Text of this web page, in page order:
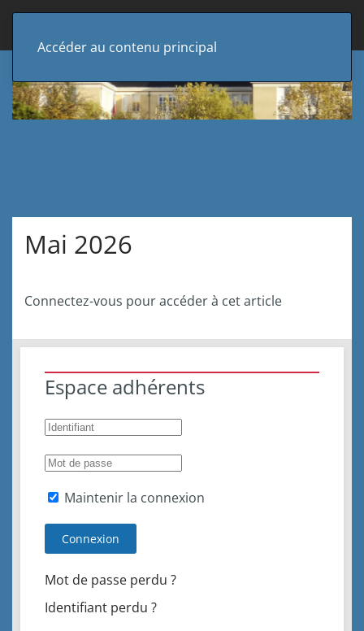
Accéder au contenu principal
Mai 2026
Connectez-vous pour accéder à cet article
Espace adhérents
Maintenir la connexion
Connexion
Mot de passe perdu ?
Identifiant perdu ?